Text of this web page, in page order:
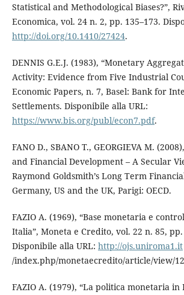
Statistical and Methodological Biases?”,
Economica, vol. 24 n. 2, pp. 135–173.
http://doi.org/10.1410/27424.
DENNIS G.E.J. (1983), “Monetary
Activity: Evidence from Five Industrial
Economic Papers, n. 7, Basel: Bank for
Settlements. Disponibile alla URL:
https://www.bis.org/publ/econ7.pdf.
FANO D., SBANO T., GEORGIEVA M.
and Financial Development – A Secular
Raymond Goldsmith’s Long Term
Germany, US and the UK, Parigi: OECD.
FAZIO A. (1969), “Base monetaria e
Italia”, Moneta e Credito, vol. 22 n. 85, pp.
Disponibile alla URL: http://ojs.uniroma1.it
/index.php/monetaecredito/article/view/
FAZIO A. (1979), “La politica monetaria